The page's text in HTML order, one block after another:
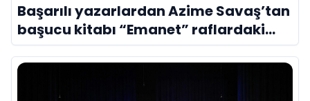
Başarılı yazarlardan Azime Savaş’tan
başucu kitabı “Emanet” raflardaki
yerini aldı